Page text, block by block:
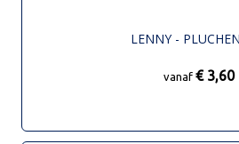
LENNY -
vanaf € 3,60